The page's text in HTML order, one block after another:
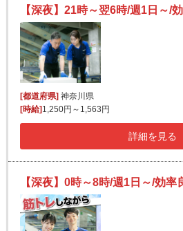
[都道府県]神奈川県
[時給]1,250円～1,563円
詳細を見る